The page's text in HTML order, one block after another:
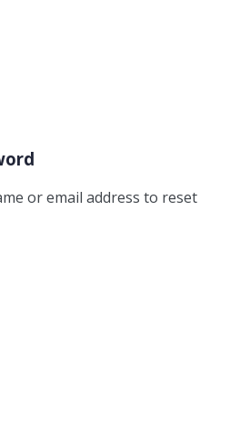
or email address to reset